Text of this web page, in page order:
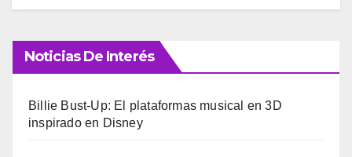
Noticias De Interés
Billie Bust-Up: El plataformas musical en 3D
inspirado en Disney